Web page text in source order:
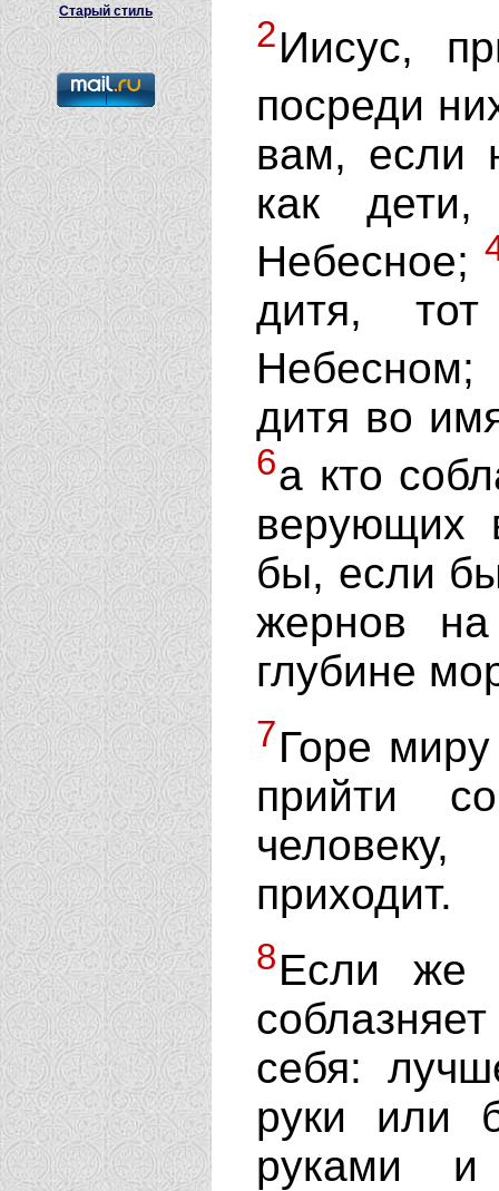
Старый стиль
2Иисус,
посреди
вам, если
как
Небесное;
дитя,
Небесном;
дитя во
6а кто
верующих
бы, если
жернов
глубине
7Горе
прийти
приходит.
8Если же
себя:
руки или
руками